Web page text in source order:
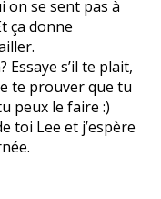
on se sent pas à
ça donne
Essaye s’il te plait,
te prouver que tu
peux le faire :)
toi Lee et j’espère